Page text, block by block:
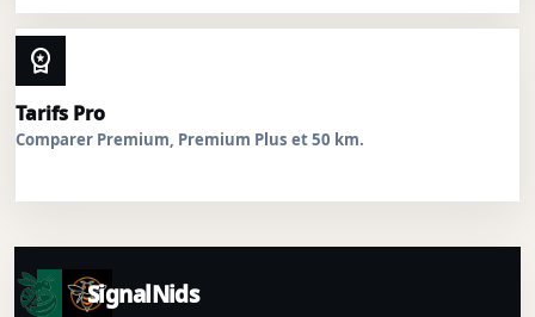
workspace_premium
Tarifs Pro
Comparer Premium, Premium Plus et 50 km.
SignalNids